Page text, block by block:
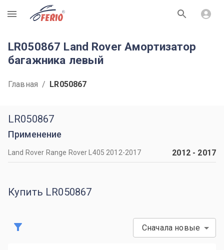
R
LR050867 Land Rover Амортизатор
багажника левый
Главная / LR050867
LR050867
Применение
Land Rover Range Rover L405 2012-2017 2012- 2017
Купить LR050867
Сначала новые